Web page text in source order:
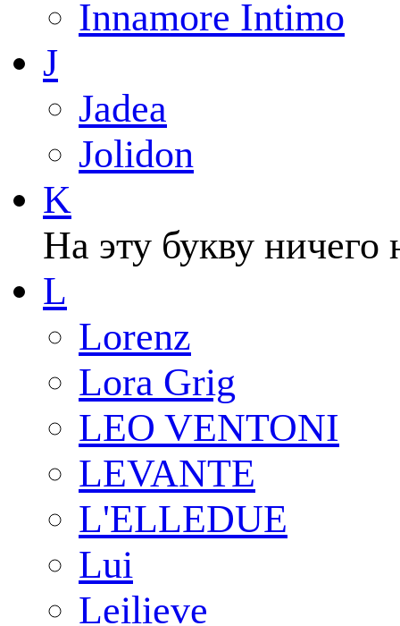
Innamore Intimo
J
Jadea
Jolidon
K
На эту букву ничего
L
Lorenz
Lora Grig
LEO VENTONI
LEVANTE
L'ELLEDUE
Lui
Leilieve